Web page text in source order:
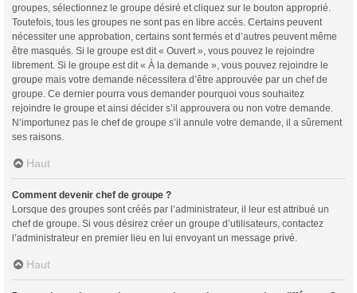
groupes, sélectionnez le groupe désiré et cliquez sur le bouton approprié.
Toutefois, tous les groupes ne sont pas en libre accès. Certains peuvent
nécessiter une approbation, certains sont fermés et d’autres peuvent même
être masqués. Si le groupe est dit « Ouvert », vous pouvez le rejoindre
librement. Si le groupe est dit « À la demande », vous pouvez rejoindre le
groupe mais votre demande nécessitera d’être approuvée par un chef de
groupe. Ce dernier pourra vous demander pourquoi vous souhaitez
rejoindre le groupe et ainsi décider s’il approuvera ou non votre demande.
N’importunez pas le chef de groupe s’il annule votre demande, il a sûrement
ses raisons.
Haut
Comment devenir chef de groupe ?
Lorsque des groupes sont créés par l’administrateur, il leur est attribué un
chef de groupe. Si vous désirez créer un groupe d’utilisateurs, contactez
l’administrateur en premier lieu en lui envoyant un message privé.
Haut